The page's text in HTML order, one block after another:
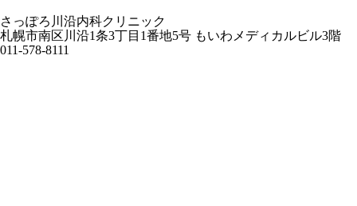
さっぽろ川沿内科クリニック
札幌市南区川沿1条3丁目1番地5号 もいわメディカルビル3階
011-578-8111